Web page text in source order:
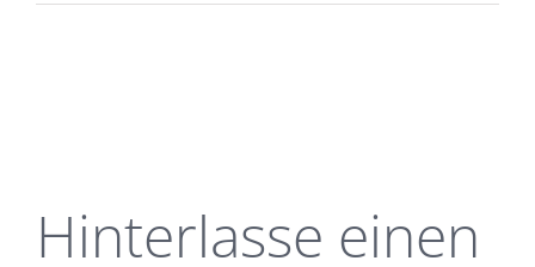
Hinterlasse einen